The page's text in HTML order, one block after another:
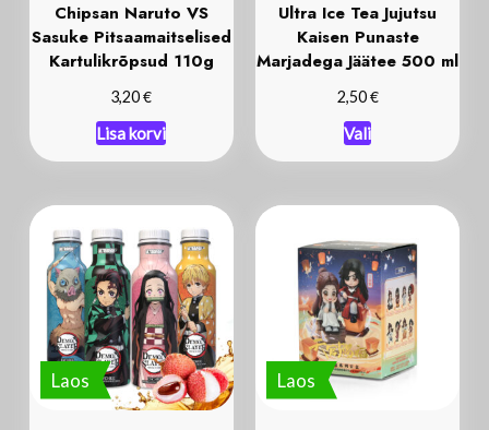
Chipsan Naruto VS
Sasuke Pitsaamaitselised
Kartulikrõpsud 110g
3,20€
Lisa korvi
Ultra Ice Tea Jujutsu
Kaisen Punaste
Marjadega Jäätee 500 ml
2,50€
Vali
Laos Laos